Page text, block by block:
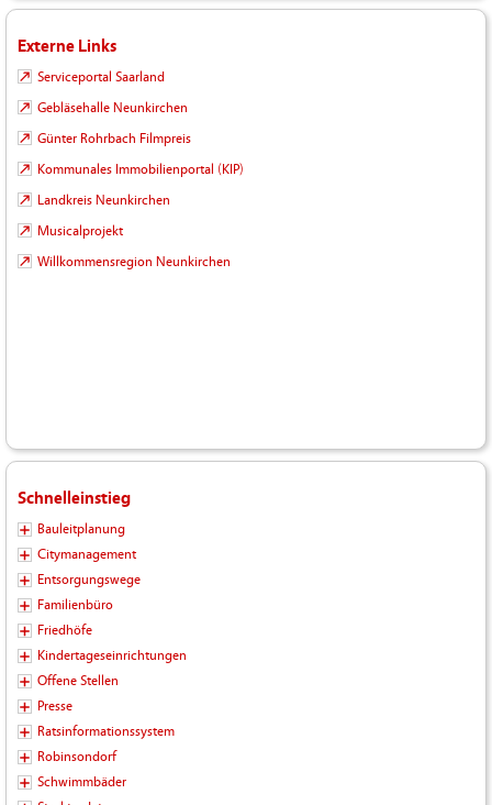
Externe Links
Serviceportal Saarland
Gebläsehalle Neunkirchen
Günter Rohrbach Filmpreis
Kommunales Immobilienportal (KIP)
Landkreis Neunkirchen
Musicalprojekt
Willkommensregion Neunkirchen
Schnelleinstieg
Bauleitplanung
Citymanagement
Entsorgungswege
Familienbüro
Friedhöfe
Kindertageseinrichtungen
Offene Stellen
Presse
Ratsinformationssystem
Robinsondorf
Schwimmbäder